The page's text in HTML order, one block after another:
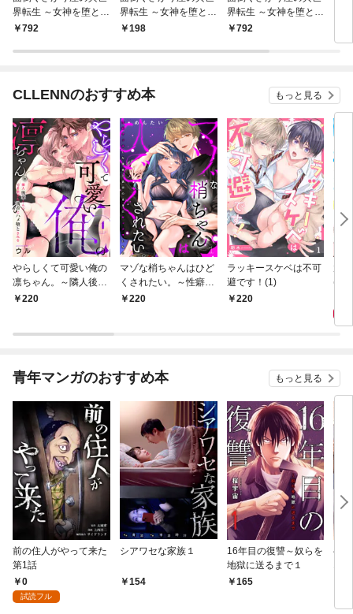
界転生 ～女神を堕とし
たらご褒美ザックザ
に無双しちゃいま
792
界転生 ～女神を堕とし
たらご褒美ザックザ
に無双しちゃいま
198
界転生 ～女神を堕とし
たらご褒美ザックザ
に無双しちゃいま
792
CLLENNのおすすめ本 もっと見る
やらしくて可愛い俺の
凛ちゃん。～隣人後輩
くんのイキすぎた執着
220
マゾな梢ちゃんはひど
くされたい。～性癖マ
ッチした後輩と欲望の
220
ラッキースケベは不可
避です！(1)
220
放
(1)
青年マンガのおすすめ本 もっと見る
前の住人がやって来た
第1話
0
試読フル
シアワセな家族１
154
16年目の復讐～奴らを
地獄に送るまで１
165
ベ